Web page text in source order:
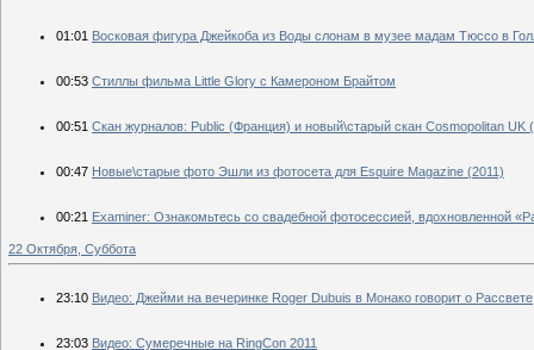
01:01 Восковая фигура Джейкоба из Воды слонам в музее мадам Тюссо в
00:53 Стиллы фильма Little Glory с Камероном Брайтом
00:51 Скан журналов: Public (Франция) и новый\старый скан Cosmopolitan UK
00:47 Новые\старые фото Эшли из фотосета для Esquire Magazine (2011)
00:21 Examiner: Ознакомьтесь со свадебной фотосессией, вдохновленной
22 Октября, Суббота
23:10 Видео: Джейми на вечеринке Roger Dubuis в Монако говорит о Рассвете
23:03 Видео: Сумеречные на RingCon 2011